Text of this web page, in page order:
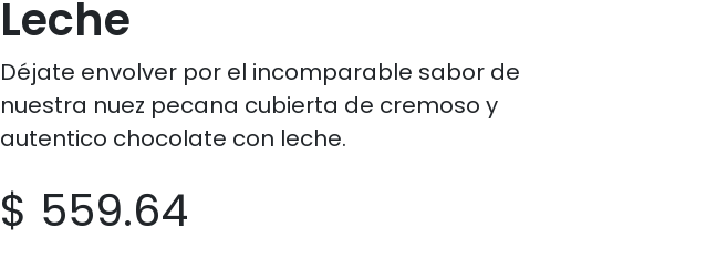
Leche
Déjate envolver por el incomparable sabor de
nuestra nuez pecana cubierta de cremoso y
autentico chocolate con leche.
$ 559.64